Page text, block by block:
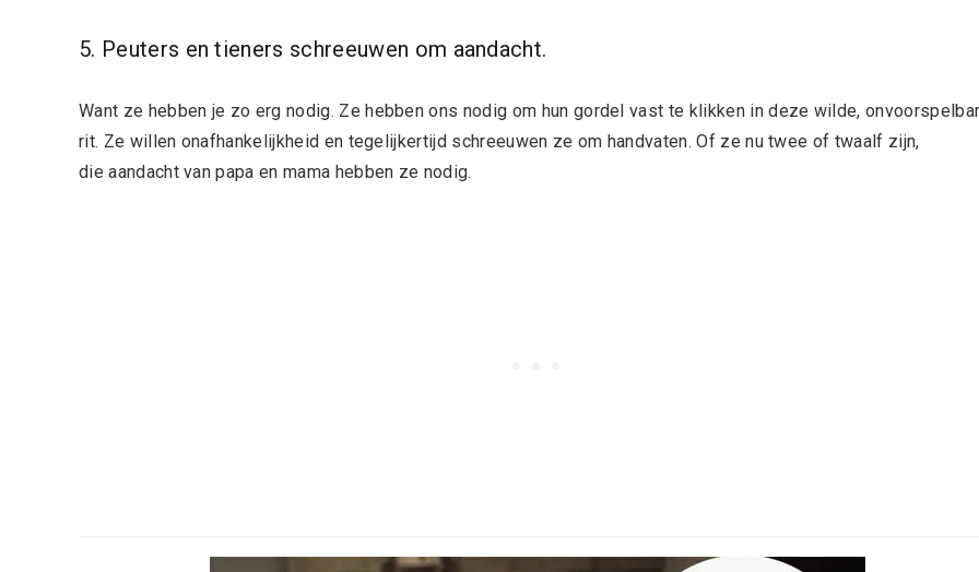
5. Peuters en tieners schreeuwen om aandacht.
Want ze hebben je zo erg nodig. Ze hebben ons nodig om hun gordel vast te klikken in deze wilde,
rit. Ze willen onafhankelijkheid en tegelijkertijd schreeuwen ze om handvaten. Of ze nu twee of twaalf zijn,
die aandacht van papa en mama hebben ze nodig.